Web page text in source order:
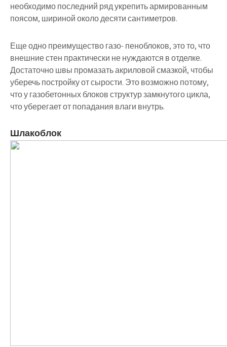
необходимо последний ряд укрепить армированным
поясом, шириной около десяти сантиметров.
Еще одно преимущество газо- пеноблоков, это то, что
внешние стен практически не нуждаются в отделке.
Достаточно швы промазать акриловой смазкой, чтобы
уберечь постройку от сырости. Это возможно потому,
что у газобетонных блоков структур замкнутого цикла,
что уберегает от попадания влаги внутрь.
Шлакоблок